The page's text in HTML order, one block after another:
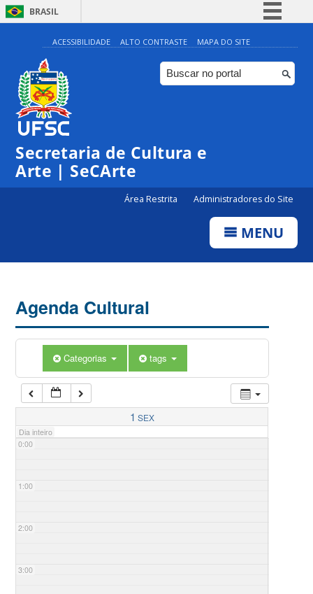
BRASIL
Simplifique!
Comunica BR
Participe
ACESSIBILIDADE ALTO CONTRASTE MAPA DO SITE
Secretaria de Cultura e
Arte | SeCArte
Área Restrita Administradores do Site
MENU
Agenda Cultural
Categorias tags
1 SEX
Dia inteiro
0:00
1:00
2:00
3:00